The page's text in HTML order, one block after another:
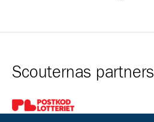
Scouternas partners
Gå till pl_50